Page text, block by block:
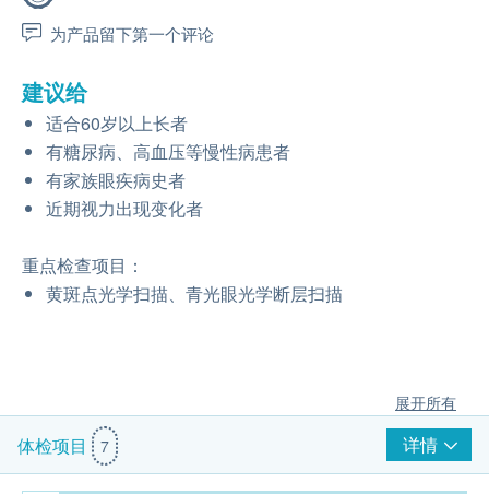
为产品留下第一个评论
建议给
适合60岁以上长者
有糖尿病、高血压等慢性病患者
有家族眼疾病史者
近期视力出现变化者
重点检查项目：
黄斑点光学扫描、青光眼光学断层扫描
展开所有
体检项目 7 详情